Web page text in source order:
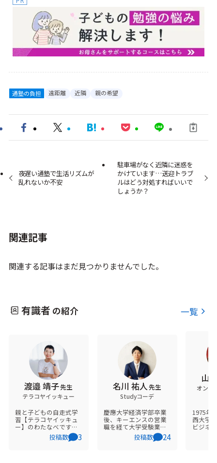
通塾の負担 遠距離 近隣 親の希望
夜遅い通塾で生活リズムが
乱れないか不安
駐車場がなく近隣に迷惑を
かけています…送迎トラブ
ルはどう対処すればいいで
しょうか？
関連記事
関連する記事はまだ見つかりませんでした。
有識者 の紹介 一覧
渡邉 靖子先生
テラコヤイッキュー
親と子どもの自走式学
習【テラコヤイッキュ
ー】のわたなべです！
オンラインで全国の子
どもたちに 「自分で考
投稿数 3
名川 祐人先生
Studyコーデ
慶應大学経済学部卒業
後、キーエンスの営業
職を経て大学受験業界
へ。オンラインを中心
に全国の受験生を指導
投稿数 24
山
オンラ
1975年
西大学法学
ビジネ